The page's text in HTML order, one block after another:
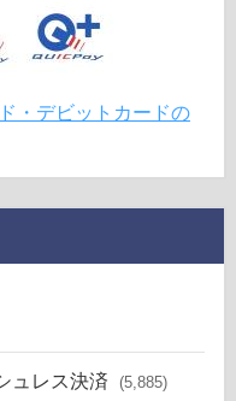
・デビットカードの
ュレス決済 (5,885)